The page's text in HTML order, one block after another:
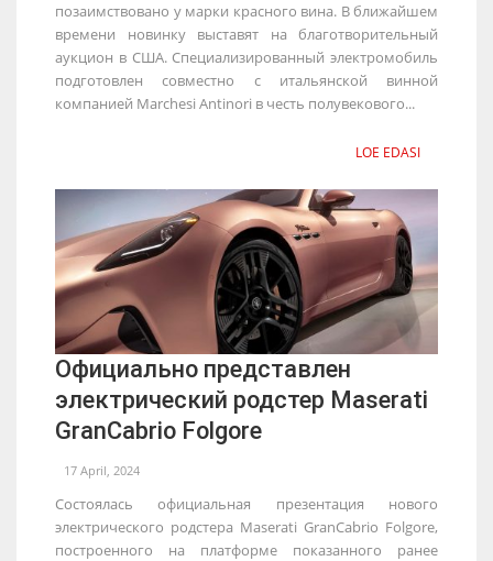
позаимствовано у марки красного вина. В ближайшем
времени новинку выставят на благотворительный
аукцион в США. Специализированный электромобиль
подготовлен совместно с итальянской винной
компанией Marchesi Antinori в честь полувекового...
LOE EDASI
Официально представлен
электрический родстер Maserati
GranCabrio Folgore
17 April, 2024
Состоялась официальная презентация нового
электрического родстера Maserati GranCabrio Folgore,
построенного на платформе показанного ранее